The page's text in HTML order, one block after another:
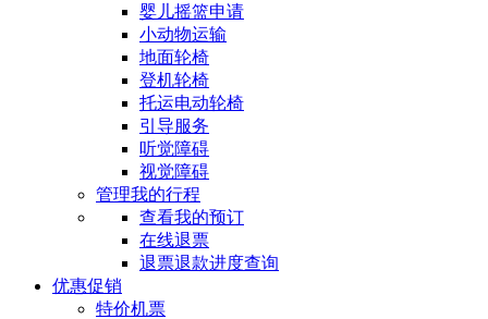
婴儿摇篮申请
小动物运输
地面轮椅
登机轮椅
托运电动轮椅
引导服务
听觉障碍
视觉障碍
管理我的行程
查看我的预订
在线退票
退票退款进度查询
优惠促销
特价机票